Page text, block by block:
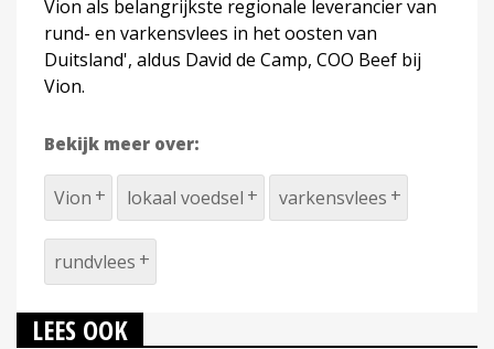
Vion als belangrijkste regionale leverancier van
rund- en varkensvlees in het oosten van
Duitsland', aldus David de Camp, COO Beef bij
Vion.
Bekijk meer over:
Vion lokaal voedsel varkensvlees
rundvlees
LEES OOK